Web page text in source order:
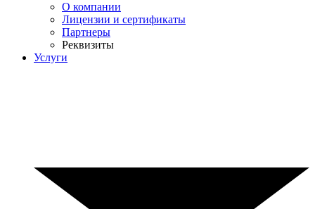
О компании
Лицензии и сертификаты
Партнеры
Реквизиты
Услуги